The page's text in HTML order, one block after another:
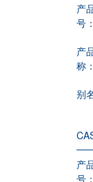
产
号：
产
称：
别
产
号：